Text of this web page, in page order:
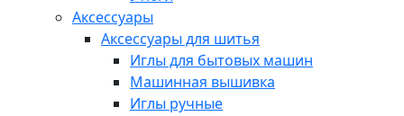
Аксессуары
Аксессуары для шитья
Иглы для бытовых машин
Машинная вышивка
Иглы ручные